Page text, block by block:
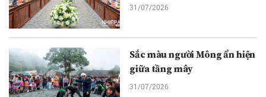
31/07/2026
Sắc màu người Mông ẩn hiện
giữa tầng mây
31/07/2026